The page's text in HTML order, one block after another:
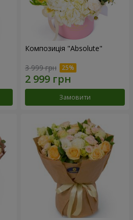
Композиція "Absolute"
3 999 грн
Замовити